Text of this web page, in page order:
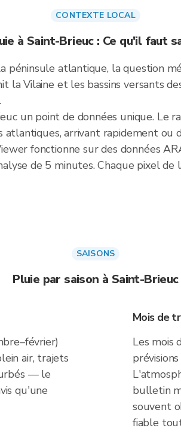
CONTEXTE LOCAL
à Saint-Brieuc : Ce qu'il faut
péninsule atlantique, la question
Vilaine et les bassins versants
un point de données unique. Le
arrivant rapidement ou
fonctionne sur des données
de 5 minutes. Chaque pixel
SAISONS
Pluie par saison à Saint-Brieuc
air, trajets
— le
qu'une
Mois de
Les mois
bulletin
souvent
fiable